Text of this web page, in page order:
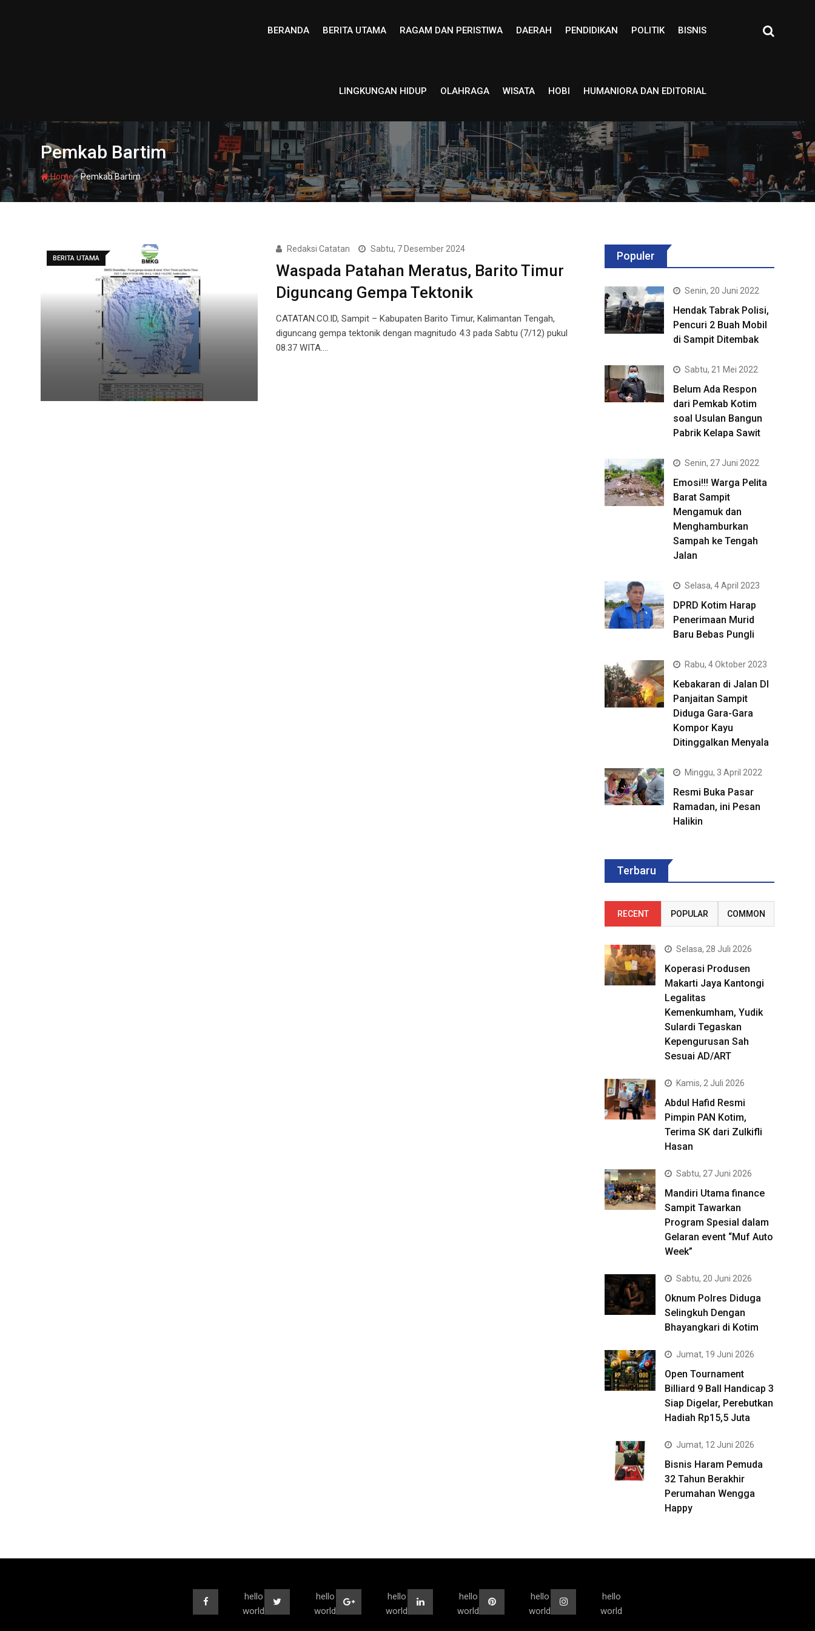
BERANDA BERITA UTAMA RAGAM DAN PERISTIWA DAERAH PENDIDIKAN POLITIK BISNIS
LINGKUNGAN HIDUP OLAHRAGA WISATA HOBI HUMANIORA DAN EDITORIAL
Pemkab Bartim
Home-Pemkab Bartim
BERITA UTAMA
Redaksi Catatan Sabtu, 7 Desember 2024
Waspada Patahan Meratus, Barito Timur
Diguncang Gempa Tektonik
CATATAN.CO.ID, Sampit – Kabupaten Barito Timur, Kalimantan Tengah,
diguncang gempa tektonik dengan magnitudo 4.3 pada Sabtu (7/12) pukul
08.37 WITA.…
Populer
Senin, 20 Juni 2022
Hendak Tabrak Polisi,
Pencuri 2 Buah Mobil
di Sampit Ditembak
Sabtu, 21 Mei 2022
Belum Ada Respon
dari Pemkab Kotim
soal Usulan Bangun
Pabrik Kelapa Sawit
Senin, 27 Juni 2022
Emosi!!! Warga Pelita
Barat Sampit
Mengamuk dan
Menghamburkan
Sampah ke Tengah
Jalan
Selasa, 4 April 2023
DPRD Kotim Harap
Penerimaan Murid
Baru Bebas Pungli
Rabu, 4 Oktober 2023
Kebakaran di Jalan DI
Panjaitan Sampit
Diduga Gara-Gara
Kompor Kayu
Ditinggalkan Menyala
Minggu, 3 April 2022
Resmi Buka Pasar
Ramadan, ini Pesan
Halikin
Terbaru
RECENT POPULAR COMMON
Selasa, 28 Juli 2026
Koperasi Produsen
Makarti Jaya Kantongi
Legalitas
Kemenkumham, Yudik
Sulardi Tegaskan
Kepengurusan Sah
Sesuai AD/ART
Kamis, 2 Juli 2026
Abdul Hafid Resmi
Pimpin PAN Kotim,
Terima SK dari Zulkifli
Hasan
Sabtu, 27 Juni 2026
Mandiri Utama finance
Sampit Tawarkan
Program Spesial dalam
Gelaran event “Muf Auto
Week”
Sabtu, 20 Juni 2026
Oknum Polres Diduga
Selingkuh Dengan
Bhayangkari di Kotim
Jumat, 19 Juni 2026
Open Tournament
Billiard 9 Ball Handicap 3
Siap Digelar, Perebutkan
Hadiah Rp15,5 Juta
Jumat, 12 Juni 2026
Bisnis Haram Pemuda
32 Tahun Berakhir
Perumahan Wengga
Happy
hello
world
hello
world
hello
world
hello
world
hello
world
hello
world